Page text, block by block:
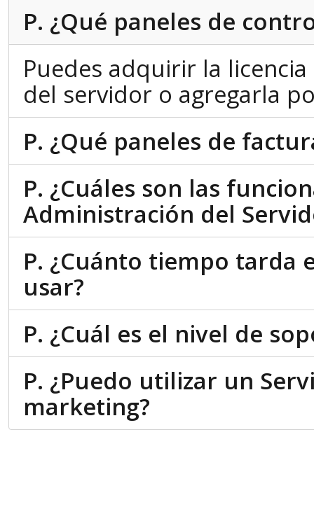
P. ¿Qué paneles de
Puedes adquirir la
del servidor o agregarla
P. ¿Qué paneles de
P. ¿Cuáles son las
Administración del
P. ¿Cuánto tiempo tarda
usar?
P. ¿Cuál es el nivel de
P. ¿Puedo utilizar un
marketing?